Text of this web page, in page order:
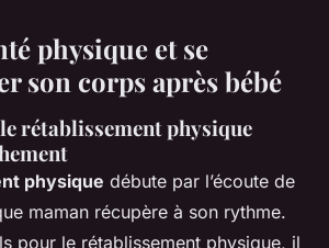
physique et se
son corps après bébé
rétablissement physique
physique débute par l’écoute de
maman récupère à son rythme.
pour le rétablissement physique, il